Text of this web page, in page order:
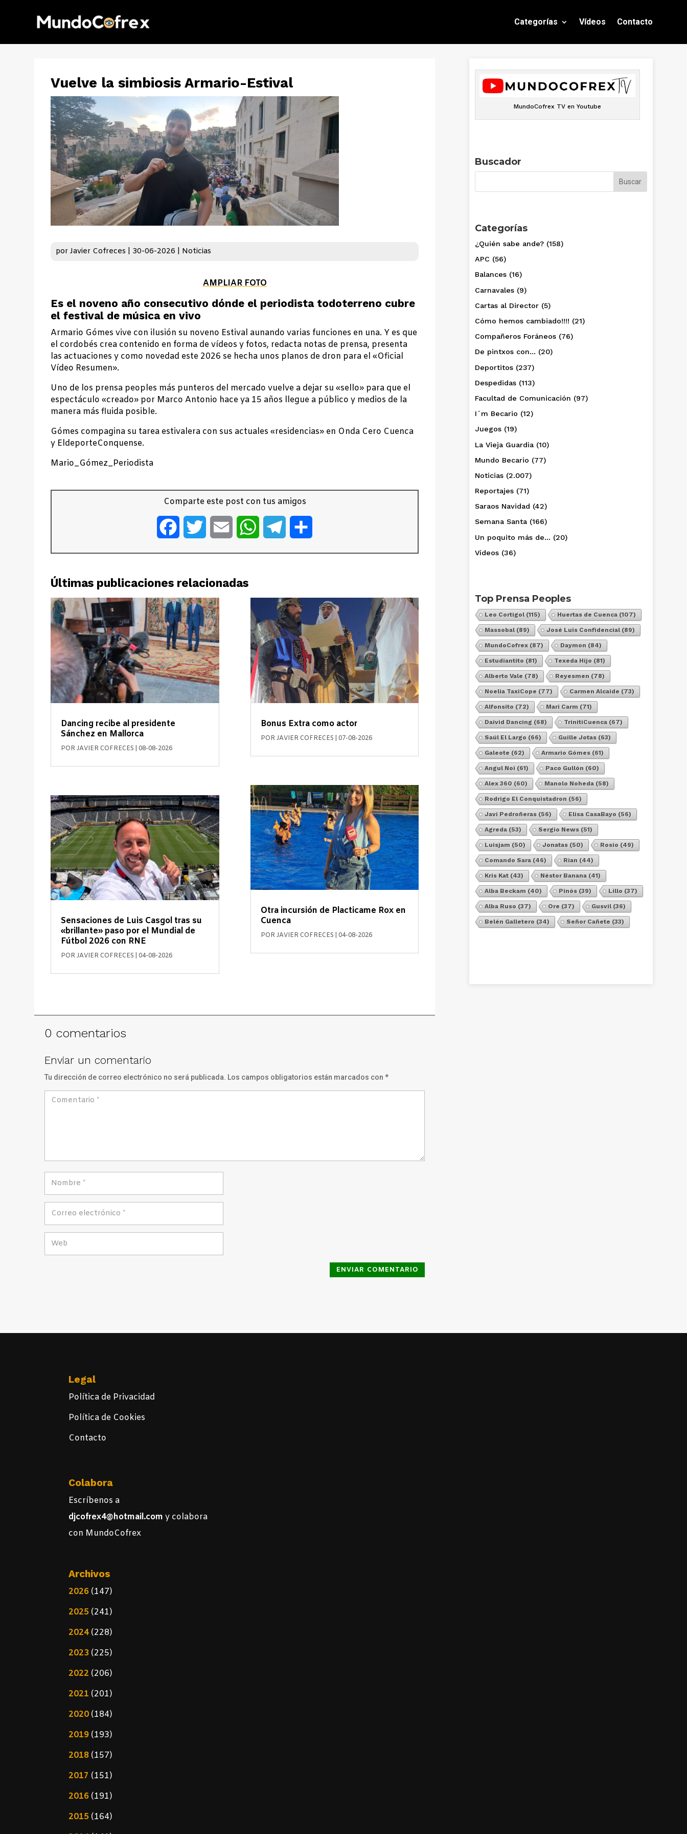
Categorías Vídeos Contacto
Vuelve la simbiosis Armario-Estival
porJavier Cofreces 30-06-2026 Noticias
AMPLIAR FOTO
Es el noveno año consecutivo dónde el periodista todoterreno cubre
el festival de música en vivo
Armario Gómes vive con ilusión su noveno Estival aunando varias funciones en una. Y es que
el cordobés crea contenido en forma de vídeos y fotos, redacta notas de prensa, presenta
las actuaciones y como novedad este 2026 se hecha unos planos de dron para el «Oficial
Vídeo Resumen».
Uno de los prensa peoples más punteros del mercado vuelve a dejar su «sello» para que el
espectáculo «creado» por Marco Antonio hace ya 15 años llegue a público y medios de la
manera más fluida posible.
Gómes compagina su tarea estivalera con sus actuales «residencias» en Onda Cero Cuenca
y EldeporteConquense.
Mario_Gómez_Periodista
Comparte este post con tus amigos
FacebookTwitter Email WhatsAppTelegram
Últimas publicaciones relacionadas
Dancing recibe al presidente
Sánchez en Mallorca
PORJAVIER COFRECES 08-08-2026
Sensaciones de Luis Casgol tras su
«brillante» paso por el Mundial de
Fútbol 2026 con RNE
PORJAVIER COFRECES 04-08-2026
Bonus Extra como actor
POR JAVIER COFRECES 07-08-2026
Otra incursión de Placticame Rox en
Cuenca
POR JAVIER COFRECES 04-08-2026
0 comentarios
Enviar un comentario
Tu dirección de correo electrónico no será publicada. Los campos obligatorios están marcados con*
ENVIAR COMENTARIO
MundoCofrex TV en Youtube
Buscador
Categorías
¿Quién sabe ande? (158)
APC (56)
Balances (16)
Carnavales (9)
Cartas al Director (5)
Cómo hemos cambiado!!!! (21)
Compañeros Foráneos (76)
De pintxos con… (20)
Deportitos (237)
Despedidas (113)
Facultad de Comunicación (97)
I´m Becario (12)
Juegos (19)
La Vieja Guardia (10)
Mundo Becario (77)
Noticias (2.007)
Reportajes (71)
Saraos Navidad (42)
Semana Santa (166)
Un poquito más de… (20)
Vídeos (36)
Top Prensa Peoples
Leo Cortigol (115) Huertas de Cuenca (107)
Massobal (89) José Luis Confidencial (89)
MundoCofrex (87) Daymon (84)
Estudiantito (81) Texeda Hijo (81)
Alberto Vale (78) Reyesmen (78)
Noelia TaxiCope (77) Carmen Alcaide (73)
Alfonsito (72) Mari Carm (71)
Daivid Dancing (68) TrinitiCuenca (67)
Saúl El Largo (66) Guille Jotas (63)
Galeote (62) Armario Gómes (61)
Angul Noi (61) Paco Gullón (60)
Alex 360 (60) Manolo Noheda (58)
Rodrigo El Conquistadron (56)
Javi Pedroñeras (56) Elisa CasaBayo (56)
Agreda (53) Sergio News (51)
Luisjam (50) Jonatas (50) Rosio (49)
Comando Sara (46) Rian (44)
Kris Kat (43) Néstor Banana (41)
Alba Beckam (40) Pinós (39) Lillo (37)
Alba Ruso (37) Ore (37) Gusvil (36)
Belén Galletero (34) Señor Cañete (33)
Legal
Política de Privacidad
Política de Cookies
Contacto
Colabora
Escríbenos a
djcofrex4@hotmail.comy colabora
con MundoCofrex
Archivos
2026 (147)
2025 (241)
2024 (228)
2023 (225)
2022 (206)
2021 (201)
2020 (184)
2019 (193)
2018 (157)
2017 (151)
2016 (191)
2015 (164)